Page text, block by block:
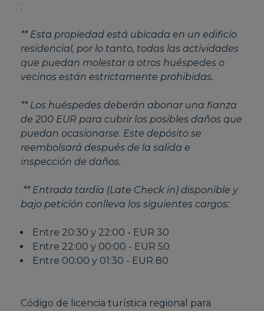
:
** Esta propiedad está ubicada en un edificio
residencial, por lo tanto, todas las actividades
que puedan molestar a otros huéspedes o
vecinos están estrictamente prohibidas.
** Los huéspedes deberán abonar una fianza
de 200 EUR para cubrir los posibles daños que
puedan ocasionarse. Este depósito se
reembolsará después de la salida e
inspección de daños.
** Entrada tardía (Late Check in) disponible y
bajo petición conlleva los siguientes cargos:
Entre 20:30 y 22:00 - EUR 30
Entre 22:00 y 00:00 - EUR 50
Entre 00:00 y 01:30 - EUR 80
Código de licencia turística regional para